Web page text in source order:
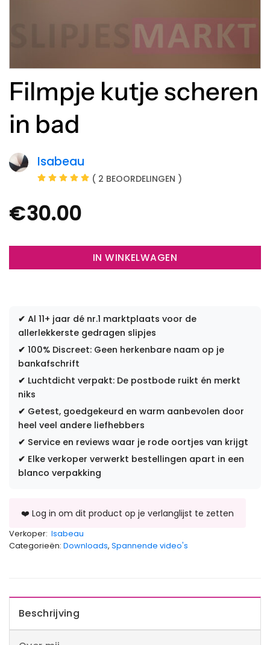
Filmpje kutje scheren
in bad
Isabeau
( 2 BEOORDELINGEN )
€30.00
IN WINKELWAGEN
✔ Al 11+ jaar dé nr.1 marktplaats voor de
allerlekkerste gedragen slipjes
✔ 100% Discreet: Geen herkenbare naam op je
bankafschrift
✔ Luchtdicht verpakt: De postbode ruikt én merkt
niks
✔ Getest, goedgekeurd en warm aanbevolen door
heel veel andere liefhebbers
✔ Service en reviews waar je rode oortjes van krijgt
✔ Elke verkoper verwerkt bestellingen apart in een
blanco verpakking
Verkoper: Isabeau
Categorieën: Downloads, Spannende video's
Beschrijving